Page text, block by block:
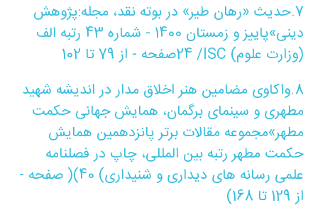
7.حدیث «رهان طیر» در بوته نقد، مجله:پژوهش
دینی»پاییز و زمستان 1400 - شماره 43 رتبه الف
(وزارت علوم/ISC (
24صفحه - از 79 تا 102
8. واکاوی مضامین هنر اخلاق مدار در اندیشه شهید
مطهری و سینمای برگمان، همایش جهانی حکمت
مطهر»مجموعه مقالات برتر پانزدهمین همایش
حکمت مطهر رتبه بین المللی، چاپ در فصلنامه
علمی رسانه های دیداری و شنیداری(
40)( صفحه -
از 129 تا 168)